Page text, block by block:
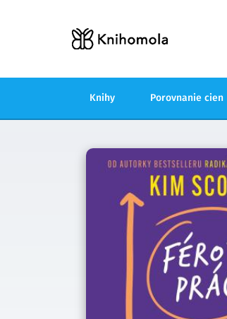
Knihy Porovnanie cien